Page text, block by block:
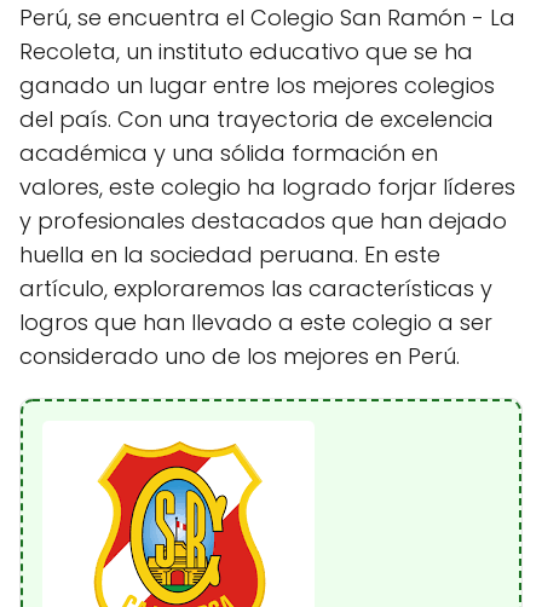
Perú, se encuentra el Colegio San Ramón - La
Recoleta, un instituto educativo que se ha
ganado un lugar entre los mejores colegios
del país. Con una trayectoria de excelencia
académica y una sólida formación en
valores, este colegio ha logrado forjar líderes
y profesionales destacados que han dejado
huella en la sociedad peruana. En este
artículo, exploraremos las características y
logros que han llevado a este colegio a ser
considerado uno de los mejores en Perú.